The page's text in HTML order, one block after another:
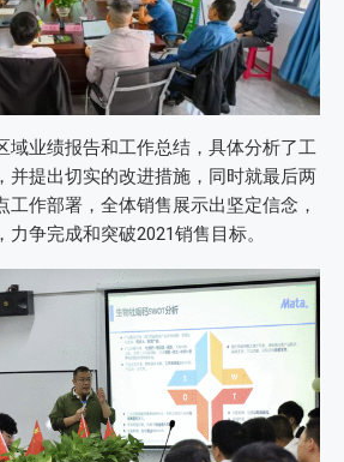
域业绩报告和工作总结，具体分析了工
并提出切实的改进措施，同时就最后两
工作部署，全体销售展示出坚定信念，
争完成和突破2021销售目标。